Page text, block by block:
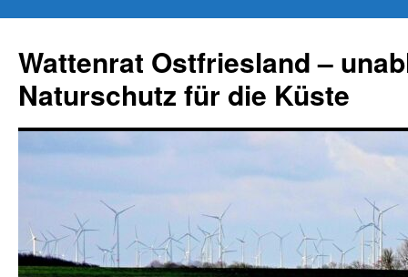
springen
Wattenrat Ostfriesland –
Naturschutz für die Küste